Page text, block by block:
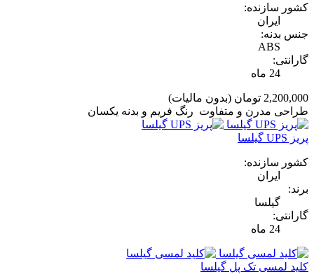
کشور سازنده:
ایران
جنس بدنه:
ABS
گارانتی:
24 ماه
2,200,000 تومان
(بدون مالیات)
طراحی مدرن و متفاوت رنگ فریم و بدنه یکسان
پریز UPS گیلسا
کشور سازنده:
ایران
برند:
گیلسا
گارانتی:
24 ماه
کلید لمسی تک پل گیلسا